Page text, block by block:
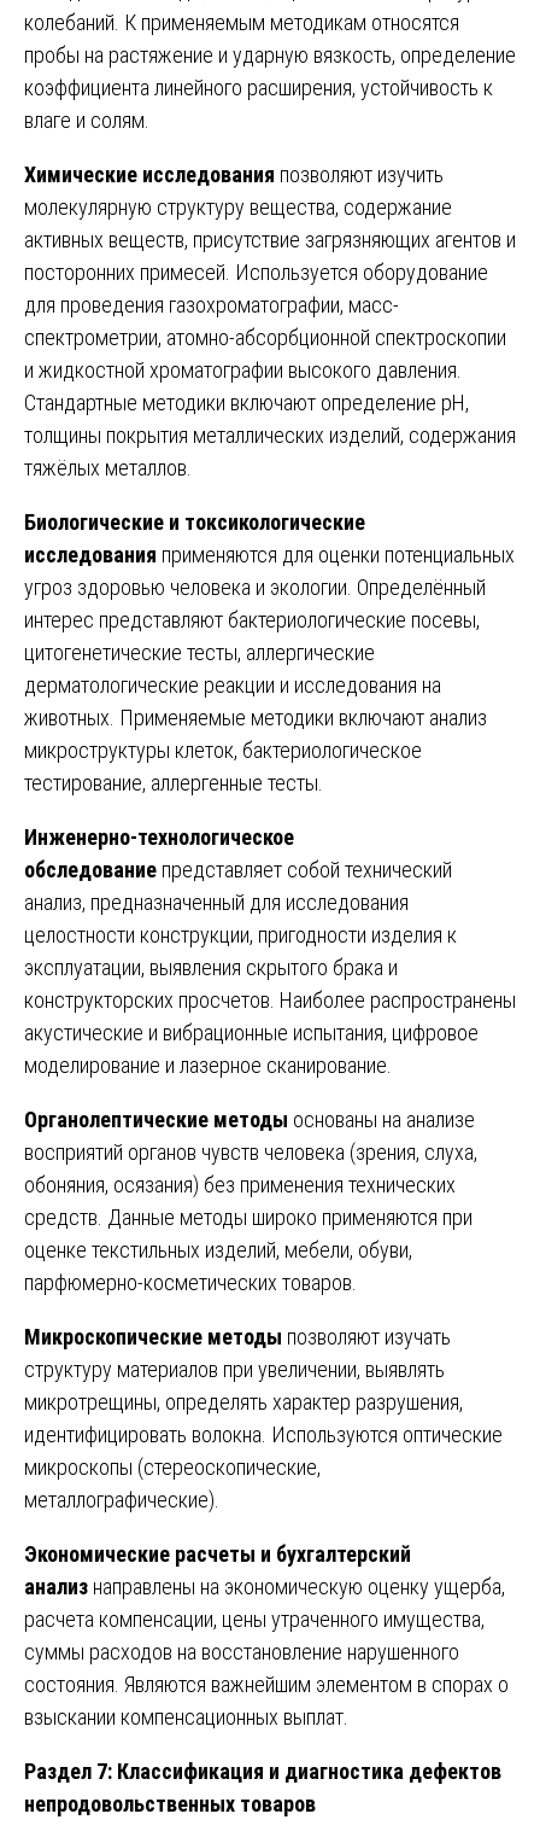
колебаний. К применяемым методикам относятся
пробы на растяжение и ударную вязкость, определение
коэффициента линейного расширения, устойчивость к
влаге и солям.
Химические исследования позволяют изучить
молекулярную структуру вещества, содержание
активных веществ, присутствие загрязняющих агентов и
посторонних примесей. Используется оборудование
для проведения газохроматографии, масс-
спектрометрии, атомно-абсорбционной спектроскопии
и жидкостной хроматографии высокого давления.
Стандартные методики включают определение pH,
толщины покрытия металлических изделий, содержания
тяжёлых металлов.
Биологические и токсикологические
исследования применяются для оценки потенциальных
угроз здоровью человека и экологии. Определённый
интерес представляют бактериологические посевы,
цитогенетические тесты, аллергические
дерматологические реакции и исследования на
животных. Применяемые методики включают анализ
микроструктуры клеток, бактериологическое
тестирование, аллергенные тесты.
Инженерно-технологическое
обследование представляет собой технический
анализ, предназначенный для исследования
целостности конструкции, пригодности изделия к
эксплуатации, выявления скрытого брака и
конструкторских просчетов. Наиболее распространены
акустические и вибрационные испытания, цифровое
моделирование и лазерное сканирование.
Органолептические методы основаны на анализе
восприятий органов чувств человека (зрения, слуха,
обоняния, осязания) без применения технических
средств. Данные методы широко применяются при
оценке текстильных изделий, мебели, обуви,
парфюмерно-косметических товаров.
Микроскопические методы позволяют изучать
структуру материалов при увеличении, выявлять
микротрещины, определять характер разрушения,
идентифицировать волокна. Используются оптические
микроскопы (стереоскопические,
металлографические).
Экономические расчеты и бухгалтерский
анализ направлены на экономическую оценку ущерба,
расчета компенсации, цены утраченного имущества,
суммы расходов на восстановление нарушенного
состояния. Являются важнейшим элементом в спорах о
взыскании компенсационных выплат.
Раздел 7: Классификация и диагностика дефектов
непродовольственных товаров